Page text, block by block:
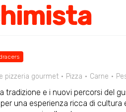
pizzeria gourmet Pizza Carne
tradizione e i nuovi percorsi del
una esperienza ricca di